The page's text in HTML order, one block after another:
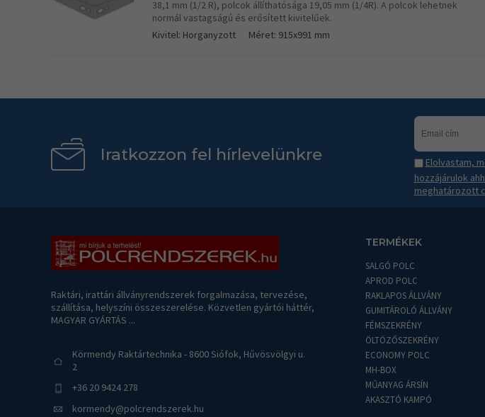
38,1 mm (1/2 R), polcok állíthatósága 19,05 mm (1/4R). A polcok lehetnek
normál vastagságú és erősített kivitelűek.
Kivitel: Horganyzott
Méret: 915x991 mm
Iratkozzon fel hírlevelünkre
Elolvastam,
hozzájárulok
meghatározott
Raktári, irattári állványrendszerek forgalmazása, tervezése,
szállítása, helyszíni összeszerelése. Közvetlen gyártói háttér,
MAGYAR GYÁRTÁS ...
Körmendy Raktártechnika - 8600 Siófok, Hűvösvölgyi u.
2
+36 20 9424 278
kormendy@polcrendszerek.hu
TERMÉKEK
SALGÓ POLC
APROD POLC
RAKLAPOS ÁLLVÁNY
GUMITÁROLÓ ÁLLVÁNY
FÉMSZEKRÉNY
ÖLTÖZŐSZEKRÉNY
ECONOMY POLC
MH-BOX
MŰANYAG ÁRSÍN
AKASZTÓ KAMPÓ